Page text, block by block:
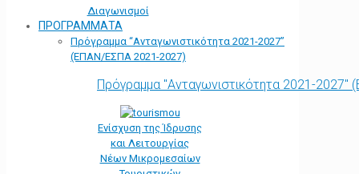
Διαγωνισμοί
ΠΡΟΓΡΑΜΜΑΤΑ
Πρόγραμμα “Ανταγωνιστικότητα 2021-2027”
(ΕΠΑΝ/ΕΣΠΑ 2021-2027)
Πρόγραμμα "Ανταγωνιστικότητα 2021-
Ενίσχυση της Ίδρυσης
και Λειτουργίας
Νέων Μικρομεσαίων